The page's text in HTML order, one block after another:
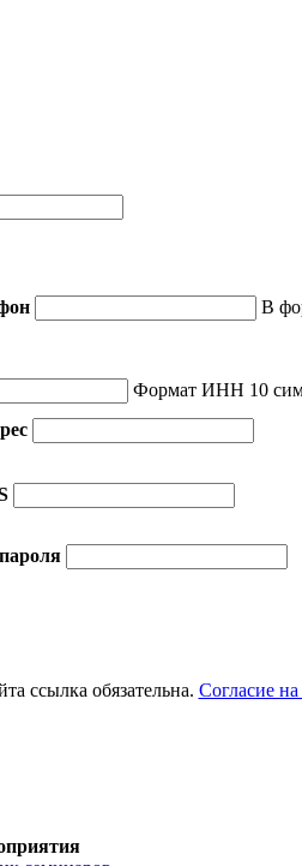
В
Формат ИНН 10
ссылка обязательна. Согласие